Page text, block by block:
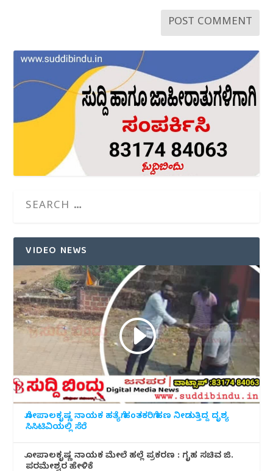
VIDEO NEWS
ಗೋಪಾಲಕೃಷ್ಣ ನಾಯಕ ಹತ್ಯೆಗೆ ಹಂತಕರಿಗೆ ಹಣ ನೀಡುತ್ತಿದ್ದ ದೃಶ್ಯ
ಸಿಸಿಟಿವಿಯಲ್ಲಿ ಸೆರೆ
ಗೋಪಾಲಕೃಷ್ಣ ನಾಯಕ ಮೇಲೆ ಹಲ್ಲೆ ಪ್ರಕರಣ : ಗೃಹ ಸಚಿವ ಜಿ.
ಪರಮೇಶ್ವರ ಹೇಳಿಕೆ